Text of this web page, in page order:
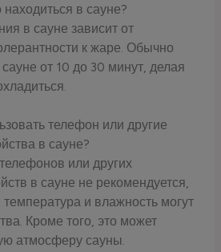
в сауне?
в сауне зависит от
к жаре. Обычно
от 10 до 30 минут, делая
телефон или другие
в сауне?
или других
в сауне не рекомендуется,
температура и влажность могут
Кроме того, это может
атмосферу сауны.